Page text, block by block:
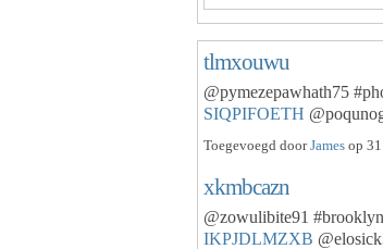
tlmxouwu
@pymezepawhath75
SIQPIFOETH
Toegevoegd doorJames op
xkmbcazn
@zowulibite91
IKPJDLMZXB